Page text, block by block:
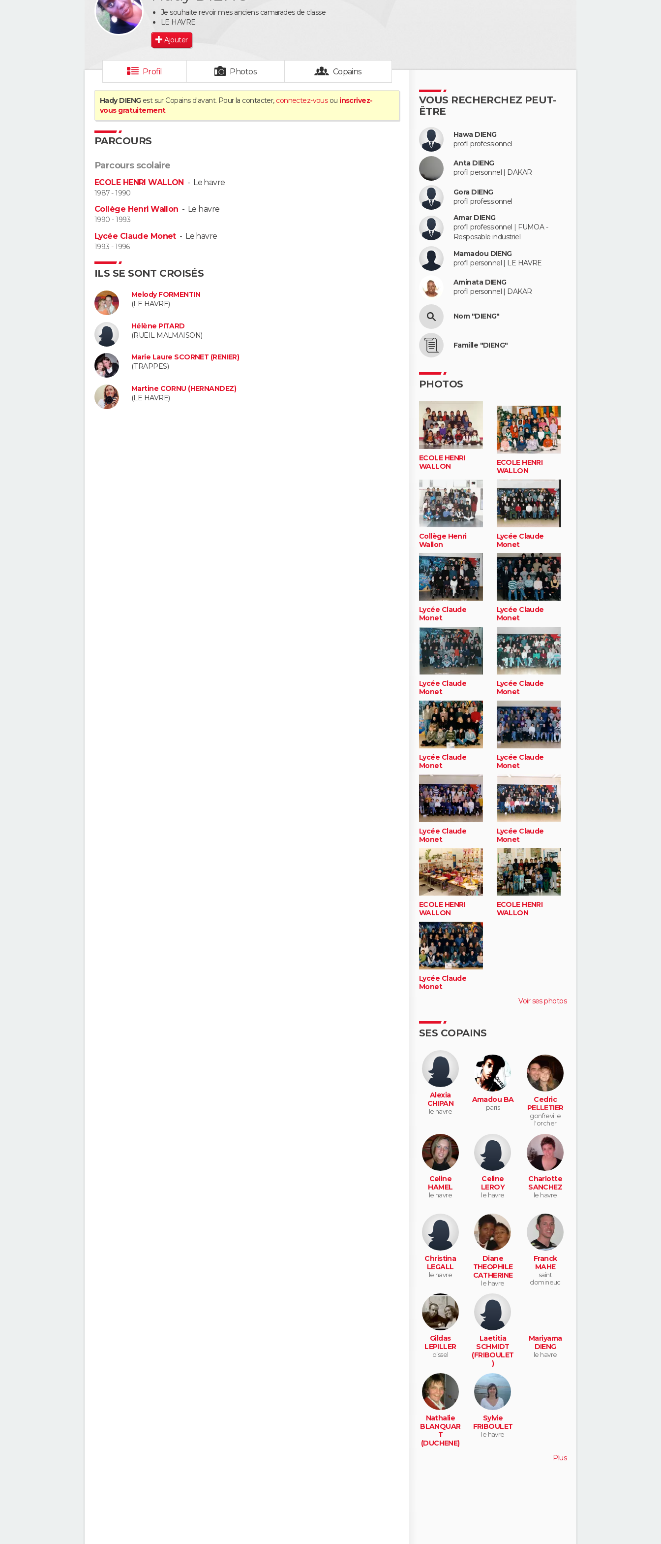
Je souhaite revoir mes anciens camarades de classe
LE HAVRE
Ajouter
Profil Photos Copains
Hady DIENG est sur Copains d'avant. Pour la contacter, connectez-vousou inscrivez-
vous gratuitement.
PARCOURS
Parcours scolaire
ECOLE HENRI WALLON - Le havre
1987 - 1990
Collège Henri Wallon - Le havre
1990 - 1993
Lycée Claude Monet- Le havre
1993 - 1996
ILS SE SONT CROISÉS
Melody FORMENTIN
(LE HAVRE)
Hélène PITARD
(RUEIL MALMAISON)
Marie Laure SCORNET (RENIER)
(TRAPPES)
Martine CORNU (HERNANDEZ)
(LE HAVRE)
VOUS RECHERCHEZ PEUT-
ÊTRE
Hawa DIENG
profil professionnel
Anta DIENG
profil personnel | DAKAR
Gora DIENG
profil professionnel
Amar DIENG
profil professionnel | FUMOA -
Resposable industriel
Mamadou DIENG
profil personnel | LE HAVRE
Aminata DIENG
profil personnel | DAKAR
Nom "DIENG"
Famille "DIENG"
PHOTOS
ECOLE HENRI
WALLON
ECOLE HENRI
WALLON
Collège Henri
Wallon
Lycée Claude
Monet
Lycée Claude
Monet
Lycée Claude
Monet
Lycée Claude
Monet
Lycée Claude
Monet
Lycée Claude
Monet
Lycée Claude
Monet
Lycée Claude
Monet
Lycée Claude
Monet
ECOLE HENRI
WALLON
ECOLE HENRI
WALLON
Lycée Claude
Monet
Voir ses photos
SES COPAINS
Alexia
CHIPAN
le havre
Amadou BA
paris
Cedric
PELLETIER
gonfreville
l'orcher
Celine
HAMEL
le havre
Celine
LEROY
le havre
Charlotte
SANCHEZ
le havre
Christina
LEGALL
le havre
Diane
THEOPHILE
CATHERINE
le havre
Franck
MAHE
saint
domineuc
Gildas
LEPILLER
oissel
Laetitia
SCHMIDT
(FRIBOULET
)
Mariyama
DIENG
le havre
Nathalie
BLANQUAR
T
(DUCHENE)
Sylvie
FRIBOULET
le havre
Plus